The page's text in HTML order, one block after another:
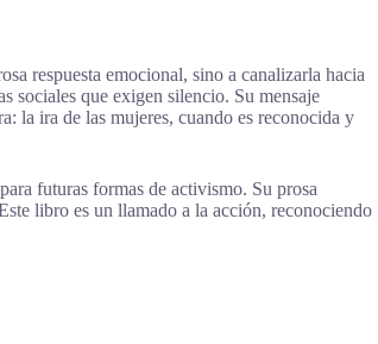
respuesta emocional, sino a canalizarla hacia
sociales que exigen silencio. Su mensaje
la ira de las mujeres, cuando es reconocida y
futuras formas de activismo. Su prosa
libro es un llamado a la acción, reconociendo